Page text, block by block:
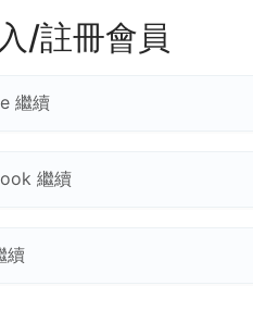
/註冊會員
繼續
繼續
續